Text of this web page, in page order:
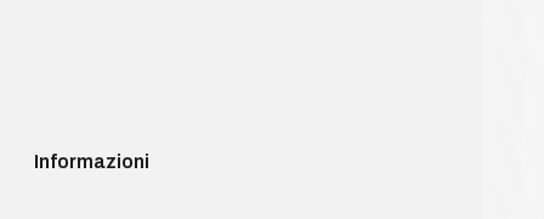
Informazioni